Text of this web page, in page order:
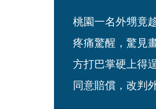
桃園一名外甥竟
疼痛驚醒，驚見
方打巴掌硬上得
同意賠償，改判